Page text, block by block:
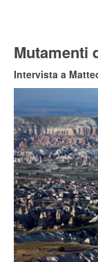
Mutamenti
Intervista a